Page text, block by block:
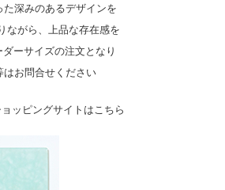
深みのあるデザインを
ながら、上品な存在感を
ダーサイズの注文となり
はお問合せください
ッピングサイトはこちら